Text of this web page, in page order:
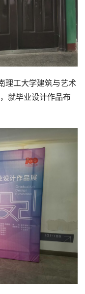
理工大学建筑与艺术
就毕业设计作品布